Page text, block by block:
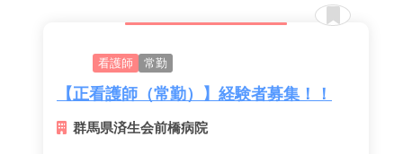
看護師 常勤
【正看護師（常勤）】経験者募集！！
群馬県済生会前橋病院